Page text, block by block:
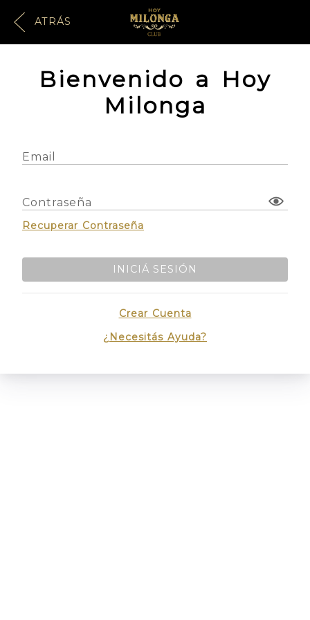
ATRÁS
Bienvenido a Hoy
Milonga
Email
Contraseña
Recuperar Contraseña
INICIÁ SESIÓN
Crear Cuenta
¿Necesitás Ayuda?